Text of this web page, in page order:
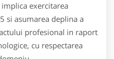
exercitarea
si asumarea deplina a
profesional in raport
cu respectarea